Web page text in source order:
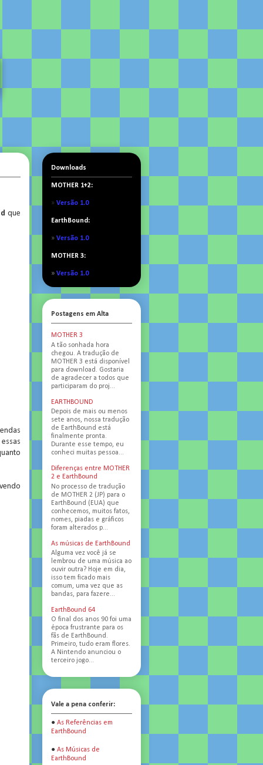
que
Downloads
MOTHER 1+2:
» Versão 1.0
EarthBound:
» Versão 1.0
MOTHER 3:
» Versão 1.0
Postagens em Alta
MOTHER 3
A tão sonhada hora
chegou. A tradução de
MOTHER 3 está disponível
para download. Gostaria
de agradecer a todos que
participaram do proj...
EARTHBOUND
Depois de mais ou menos
sete anos, nossa tradução
de EarthBound está
finalmente pronta.
Durante esse tempo, eu
conheci muitas pessoa...
Diferenças entre MOTHER
2 e EarthBound
No processo de tradução
de MOTHER 2 (JP) para o
EarthBound (EUA) que
conhecemos, muitos fatos,
nomes, piadas e gráficos
foram alterados p...
As músicas de EarthBound
Alguma vez você já se
lembrou de uma música ao
ouvir outra? Hoje em dia,
isso tem ficado mais
comum, uma vez que as
bandas, para fazere...
EarthBound 64
O final dos anos 90 foi uma
época frustrante para os
fãs de EarthBound.
Primeiro, tudo eram flores.
A Nintendo anunciou o
terceiro jogo...
Vale a pena conferir:
● As Referências em
EarthBound
● As Músicas de
EarthBound